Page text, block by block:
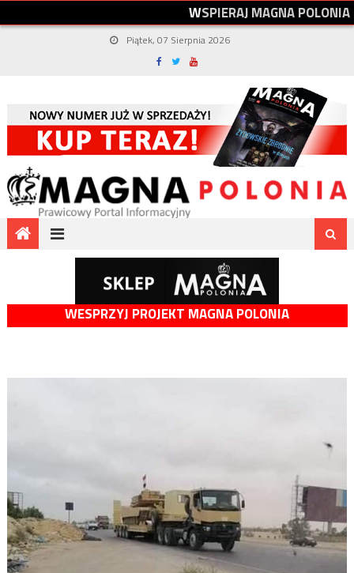
WSPIERAJMAGNAPOLONIA
Piątek, 07 Sierpnia 2026
WESPRZYJ PROJEKT MAGNA POLONIA